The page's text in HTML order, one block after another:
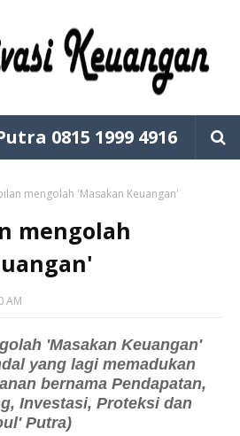
0815 1999 4916
mengolah 'Masakan Keuangan'
mengolah
AM
'Masakan Keuangan'
yang lagi memadukan
bernama Pendapatan,
Investasi, Proteksi dan
Putra)